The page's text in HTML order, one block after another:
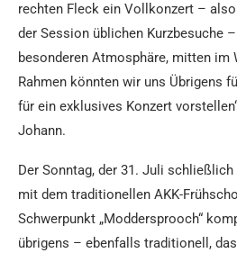
rechten Fleck ein Vollkonzert –
der Session üblichen Kurzbesuche
besonderen Atmosphäre, mitten im
Rahmen könnten wir uns Übrigens
für ein exklusives Konzert
Johann.
Der Sonntag, der 31. Juli
mit dem traditionellen AKK-
Schwerpunkt „Moddersprooch“
übrigens – ebenfalls traditionell,